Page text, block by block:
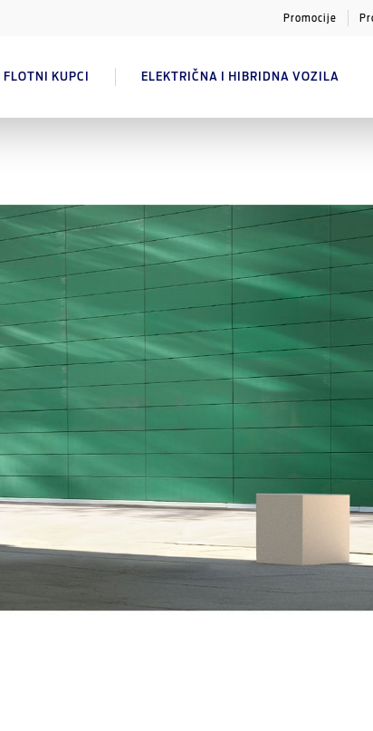
Promocije
FLOTNI KUPCI ELEKTRIČNA I HIBRIDNA VOZILA
za celu porodicu sa Kugom
Robusnost i